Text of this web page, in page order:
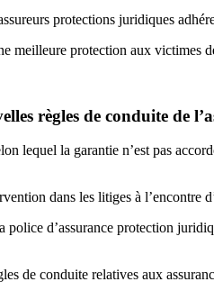
protections juridiques
meilleure protection aux victimes
règles de conduite de
lequel la garantie n’est pas
dans les litiges à l’encontre
d’assurance protection
de conduite relatives aux